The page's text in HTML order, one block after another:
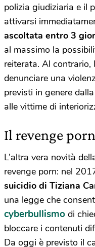
polizia giudiziaria e il
attivarsi
ascoltata entro 3
al massimo la
reiterata. Al contrario,
denunciare una
previsti in genere
alle vittime di
Il revenge porn
L’altra vera novità
revenge porn: nel
suicidio di Tiziana
una legge che
cyberbullismo di
bloccare i contenuti
Da oggi è previsto il